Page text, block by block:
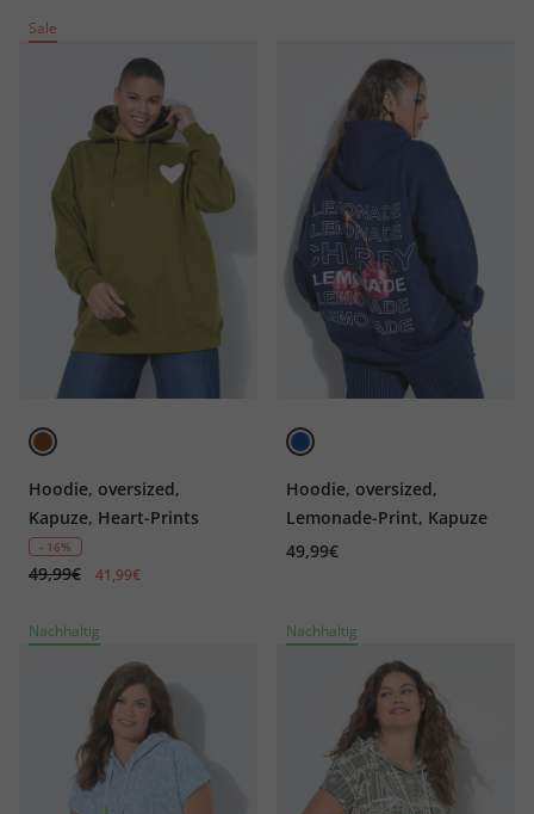
Sale
Hoodie, oversized,
Kapuze, Heart-Prints
- 16%
49,99€ 41,99€
Hoodie, oversized,
Lemonade-Print, Kapuze
49,99€
Nachhaltig Nachhaltig